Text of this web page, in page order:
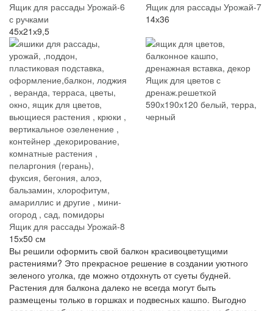
Ящик для рассады Урожай-6
с ручками
45х21х9,5
Ящик для рассады Урожай-7
14х36
Ящик для рассады Урожай-8
15х50 см
Ящик для цветов с
дренаж.решеткой
590х190х120 белый, терра,
черный
Вы решили оформить свой балкон красивоцветущими
растениями? Это прекрасное решение в создании уютного
зеленого уголка, где можно отдохнуть от суеты будней.
Растения для балкона далеко не всегда могут быть
размещены только в горшках и подвесных кашпо. Выгодно